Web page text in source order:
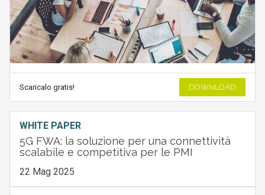
Scaricalo gratis! DOWNLOAD
WHITE PAPER
5G FWA: la soluzione per una connettività
scalabile e competitiva per le PMI
22 Mag 2025